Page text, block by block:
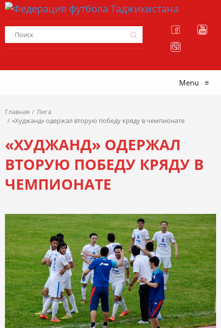
Menu ≡
Главная
Лига
«Худжанд» одержал вторую победу кряду в чемпионате
«ХУДЖАНД» ОДЕРЖАЛ
ВТОРУЮ ПОБЕДУ КРЯДУ В
ЧЕМПИОНАТЕ